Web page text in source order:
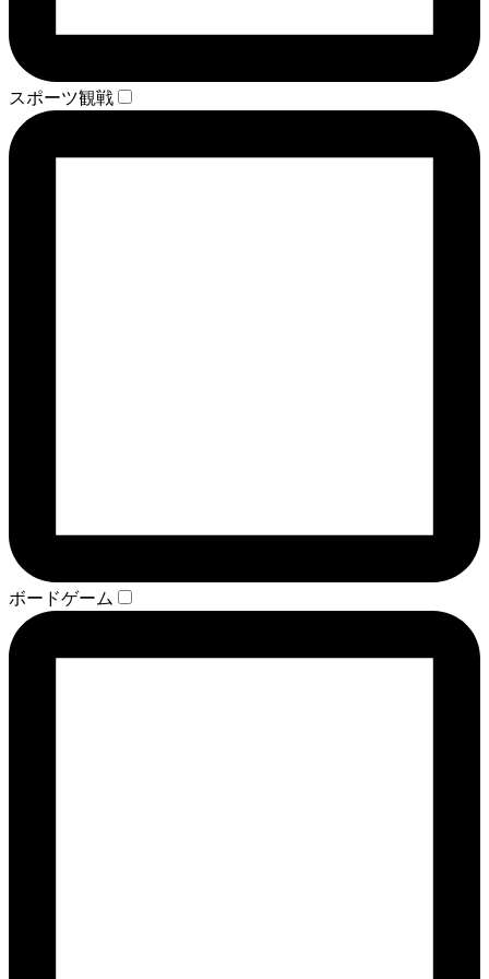
スポーツ観戦
ボードゲーム